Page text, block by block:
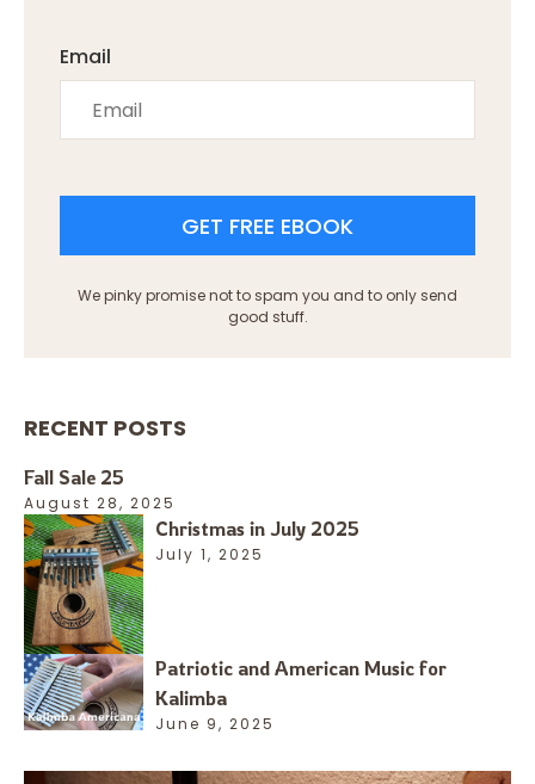
Email
GET FREE EBOOK
We pinky promise not to spam you and to only send
good stuff.
RECENT POSTS
Fall Sale 25
August 28, 2025
Christmas in July 2025
July 1, 2025
Patriotic and American Music for
Kalimba
June 9, 2025